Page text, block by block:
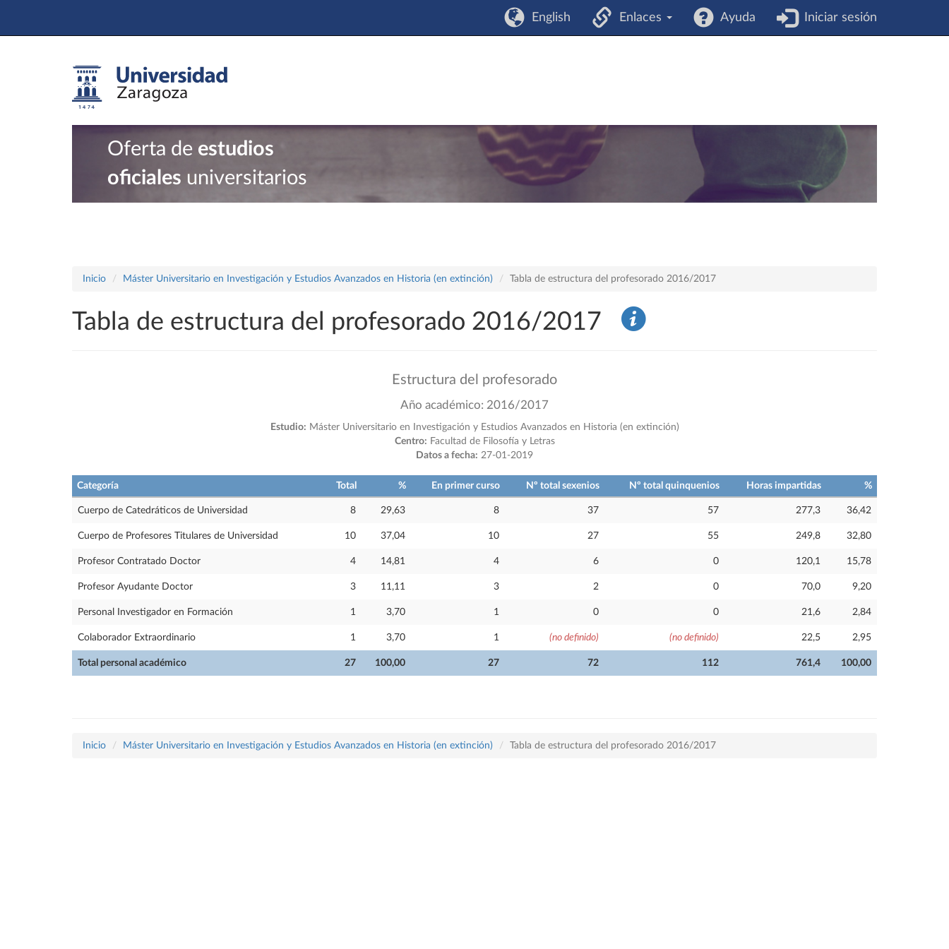
English Enlaces Ayuda Iniciar sesión
Oferta de estudios
oficiales universitarios
Inicio Máster Universitario en Investigación y Estudios Avanzados en Historia (en extinción) Tabla de estructura del profesorado 2016/2017
Tabla de estructura del profesorado 2016/2017
Estructura del profesorado
Año académico: 2016/2017
Estudio: Máster Universitario en Investigación y Estudios Avanzados en Historia (en extinción)
Centro: Facultad de Filosofía y Letras
Datos a fecha: 27-01-2019
Categoría Total % En primer curso Nº total sexenios Nº total quinquenios Horas impartidas %
Total personal académico 27 100,00 27 72 112 761,4 100,00
Cuerpo de Catedráticos de Universidad 8 29,63 8 37 57 277,3 36,42
Cuerpo de Profesores Titulares de Universidad 10 37,04 10 27 55 249,8 32,80
Profesor Contratado Doctor 4 14,81 4 6 0 120,1 15,78
Profesor Ayudante Doctor 3 11,11 3 2 0 70,0 9,20
Personal Investigador en Formación 1 3,70 1 0 0 21,6 2,84
Colaborador Extraordinario 1 3,70 1 (no definido) (no definido) 22,5 2,95
Inicio Máster Universitario en Investigación y Estudios Avanzados en Historia (en extinción) Tabla de estructura del profesorado 2016/2017